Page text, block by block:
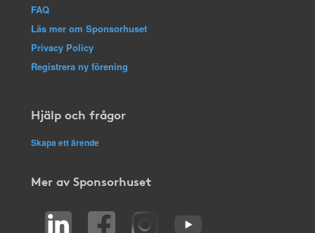
FAQ
Läs mer om Sponsorhuset
Privacy Policy
Registrera ny förening
Hjälp och frågor
Skapa ett ärende
Mer av Sponsorhuset